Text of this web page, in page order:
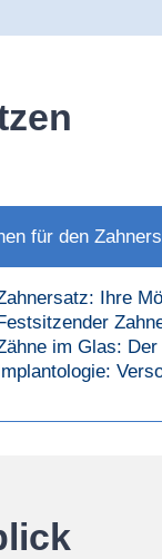
für den
Ihre
im Glas: